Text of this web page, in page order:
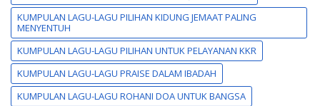
KUMPULAN LAGU-LAGU PILIHAN KIDUNG JEMAAT PALING
MENYENTUH
KUMPULAN LAGU-LAGU PILIHAN UNTUK PELAYANAN KKR
KUMPULAN LAGU-LAGU PRAISE DALAM IBADAH
KUMPULAN LAGU-LAGU ROHANI DOA UNTUK BANGSA